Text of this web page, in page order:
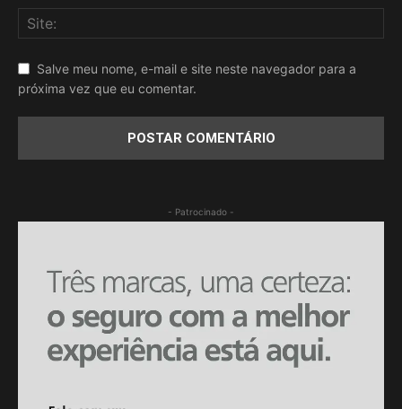
Salve meu nome, e-mail e site neste navegador para a
próxima vez que eu comentar.
- Patrocinado -